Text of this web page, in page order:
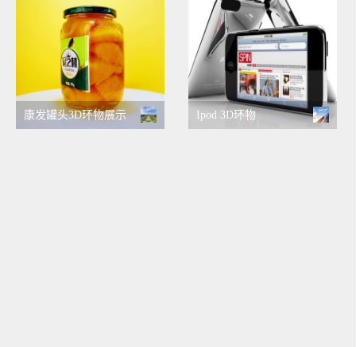
康发罐头3D环物展示 Ipod 3D环物